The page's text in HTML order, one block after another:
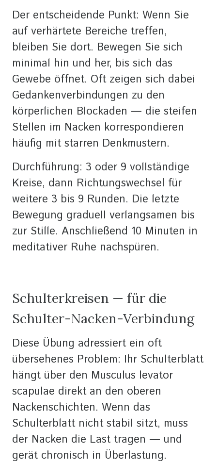
Der entscheidende Punkt: Wenn Sie
auf verhärtete Bereiche treffen,
bleiben Sie dort. Bewegen Sie sich
minimal hin und her, bis sich das
Gewebe öffnet. Oft zeigen sich dabei
Gedankenverbindungen zu den
körperlichen Blockaden — die steifen
Stellen im Nacken korrespondieren
häufig mit starren Denkmustern.
Durchführung: 3 oder 9 vollständige
Kreise, dann Richtungswechsel für
weitere 3 bis 9 Runden. Die letzte
Bewegung graduell verlangsamen bis
zur Stille. Anschließend 10 Minuten in
meditativer Ruhe nachspüren.
Schulterkreisen — für die
Schulter-Nacken-Verbindung
Diese Übung adressiert ein oft
übersehenes Problem: Ihr Schulterblatt
hängt über den Musculus levator
scapulae direkt an den oberen
Nackenschichten. Wenn das
Schulterblatt nicht stabil sitzt, muss
der Nacken die Last tragen — und
gerät chronisch in Überlastung.